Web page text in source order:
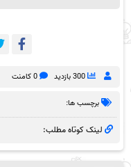
300 بازدید 0 کامنت
برچسب ها:
لینک کوتاه مطلب: